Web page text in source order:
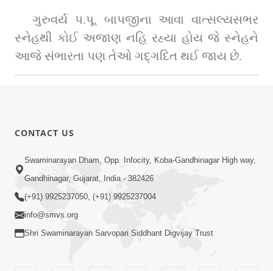
ગુરુવર્ય પ.પૂ. બાપજીના આવા વાત્સલ્યસભર
સ્નેહથી કોઈ અજાણ નહિ રહ્યા હોય જે સ્નેહને
આજે સંભારતા પણ તેઓ ગદ્‌ગદિત થઈ જાય છે.
CONTACT US
Swaminarayan Dham, Opp. Infocity, Koba-Gandhinagar High way,
Gandhinagar, Gujarat, India - 382426
(+91) 9925237050, (+91) 9925237004
info@smvs.org
Shri Swaminarayan Sarvopari Siddhant Digvijay Trust